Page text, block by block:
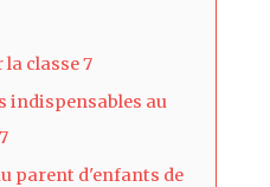
classe 7
indispensables au
parent d'enfants de